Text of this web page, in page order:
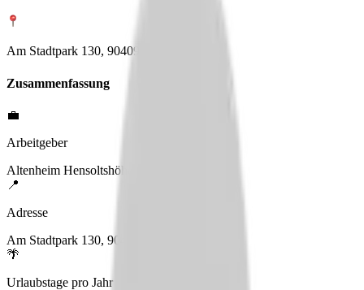
Am Stadtpark 130, 90409 Nürnberg
Zusammenfassung
💼
Arbeitgeber
Altenheim Hensoltshöhe
📍
Adresse
Am Stadtpark 130, 90409 Nürnberg
🌴
Urlaubstage pro Jahr